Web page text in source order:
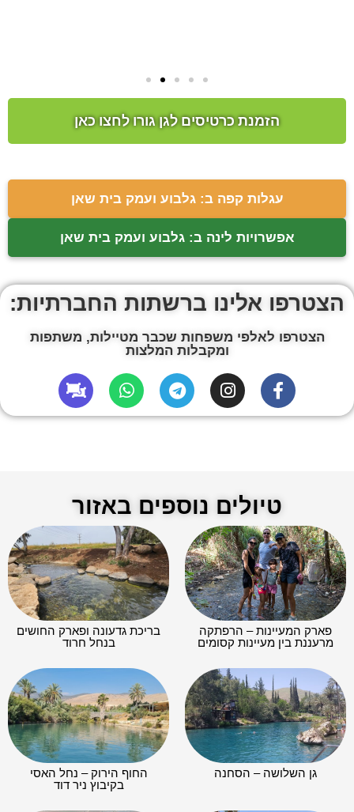
הזמנת כרטיסים לגן גורו לחצו כאן
עגלות קפה ב: גלבוע ועמק בית שאן
אפשרויות לינה ב: גלבוע ועמק בית שאן
הצטרפו אלינו ברשתות החברתיות:
הצטרפו לאלפי משפחות שכבר מטיילות, משתפות
ומקבלות המלצות
טיולים נוספים באזור
פארק המעיינות – הרפתקה
מרעננת בין מעיינות קסומים
בריכת גדעונה ופארק החושים
בנחל חרוד
גן השלושה – הסחנה
החוף הירוק – נחל האסי
בקיבוץ ניר דוד